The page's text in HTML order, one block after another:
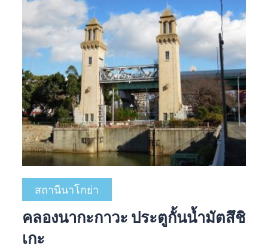
สถานีนาโกย่า
คลองนากะกาวะ ประตูกั้นน้ำมัตสึชิ
เกะ